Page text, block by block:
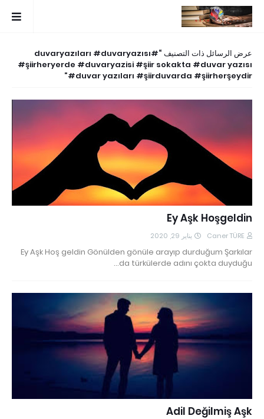
عرض الرسائل ذات التصنيف
#duvaryazıları #duvaryazısı
#şiirheryerde #duvaryazisi #şiir sokakta #duvar yazısı
#duvar yazıları #şiirduvarda #şiirherşeydir
Ey Aşk Hoşgeldin
Caner TÜRE يناير 29, 2020
Ey Aşk Hoş geldin Gönülden gönüle arayıp durduğum Şarkılar
da türkülerde adını çokta duyduğu…
Adil Değilmiş Aşk